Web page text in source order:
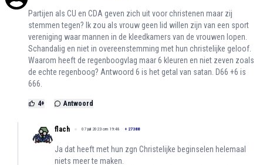
Partijen als CU en CDA geven zich uit voor christenen maar zij
stemmen tegen? Ik zou als vrouw geen lid willen zijn van een sport
vereniging waar mannen in de kleedkamers van de vrouwen lopen.
Schandalig en niet in overeenstemming met hun christelijke geloof.
Waarom heeft de regenboogvlag maar 6 kleuren en niet zeven zoals
de echte regenboog? Antwoord 6 is het getal van satan. D66 +6 is
666.
4+ Antwoord
flach 07 juli 2023 om 19:48 + 27388
Ja dat heeft met hun zgn Christelijke beginselen helemaal
niets meer te maken.